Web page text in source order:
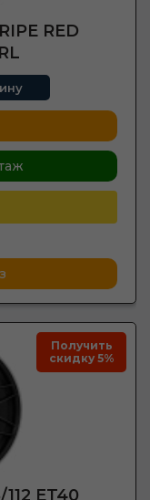
RED
Получить
скидку 5%
ET40